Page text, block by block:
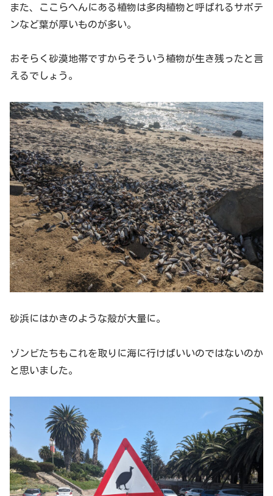
また、ここらへんにある植物は多肉植物と呼ばれるサボテ
ンなど葉が厚いものが多い。
おそらく砂漠地帯ですからそういう植物が生き残ったと言
えるでしょう。
砂浜にはかきのような殻が大量に。
ゾンビたちもこれを取りに海に行けばいいのではないのか
と思いました。